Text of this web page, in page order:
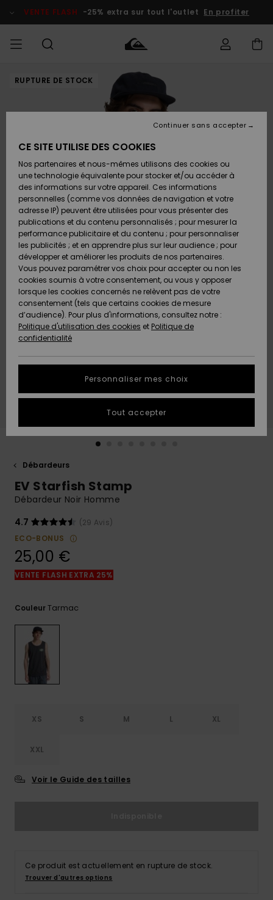
l'information
le
VENTE FLASH -25% extra sur tout l'outlet En profiter
HOMME Vêtements
Accessoires
Chaussures
& Tongs
Surf
Snow
Nouveautés
A
Découvrir
Vêtements
Accessoires
Chaussures
& Tongs
Surf
Snow
Nouveautés
A
Découvrir
FEMME
Shop
Nouveautés
A
Découvrir
Snow
SURF
Surf Shop
Homme
Enfant
Highlights
Communauté
SNOW
Snow
Shop
Homme
Snow
Shop
Enfant
Snow
Shop
Femme
A
Découvrir
Communauté
VENTE
FLASH
Outlet
Homme
Enfant
Outlet
Femme
Préférences
Langue Et
Région
français
Nederlands
AIDE &
CONTACT
Accéder à
commande
Retours
Paiement
Carte
Cadeau
Quiksilver
Freedom
Protection
des données
Démarrez
pour obtenir
question.
Démarrer
conversation
questions
COLLECTION
CARTE
CADEAU
LISTE DE
SOUHAITS
RUPTURE DE STOCK
Débardeurs
EV Starfish Stamp
Débardeur Noir Homme
4.7
(29 Avis)
ECO-BONUS
25,00 €
VENTE FLASH EXTRA 25%
CouleurTarmac
XS S M L XL
XXL
Voir le Guide des tailles
Ce produit est actuellement en rupture de stock.
Trouver d'autres options
CE SITE UTILISE DES COOKIES
Nos partenaires et nous-mêmes utilisons des cookies ou
une technologie équivalente pour stocker et/ou accéder à
des informations sur votre appareil. Ces informations
personnelles (comme vos données de navigation et votre
adresse IP) peuvent être utilisées pour vous présenter des
publications et du contenu personnalisés ; pour mesurer la
performance publicitaire et du contenu ; pour personnaliser
les publicités ; et en apprendre plus sur leur audience ; pour
développer et améliorer les produits de nos partenaires.
Vous pouvez paramétrer vos choix pour accepter ou non les
cookies soumis à votre consentement, ou vous y opposer
lorsque les cookies concernés ne relèvent pas de votre
consentement (tels que certains cookies de mesure
d’audience). Pour plus d'informations, consultez notre :
Politique d'utilisation des cookies et Politique de
confidentialité
Personnaliser mes choix
Continuer sans accepter
Tout accepter